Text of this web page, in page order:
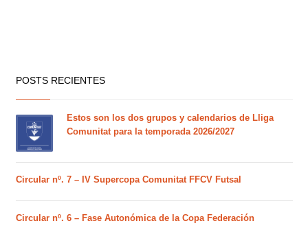
POSTS RECIENTES
Estos son los dos grupos y calendarios de Lliga
Comunitat para la temporada 2026/2027
Circular nº. 7 – IV Supercopa Comunitat FFCV Futsal
Circular nº. 6 – Fase Autonómica de la Copa Federación